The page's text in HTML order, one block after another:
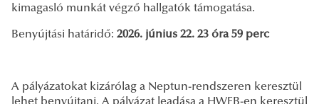
kimagasló munkát végző hallgatók támogatása.
Benyújtási határidő: 2026. június 22. 23 óra 59 perc
A pályázatokat kizárólag a Neptun-rendszeren keresztül
lehet benyújtani. A pályázat leadása a HWEB-en keresztül